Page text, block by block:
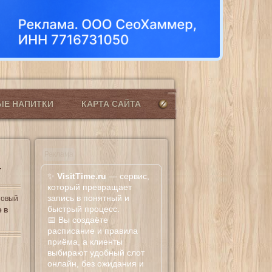
НАПИТКИ КАРТА САЙТА
в
✨ VisitTime.ru — сервис,
который превращает
запись в понятный и
быстрый процесс.
📅 Вы создаёте
расписание и правила
приёма, а клиенты
выбирают удобный слот
онлайн, без ожидания и